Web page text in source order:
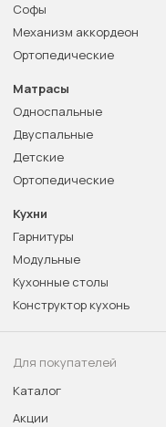
Софы
Механизм аккордеон
Ортопедические
Матрасы
Односпальные
Двуспальные
Детские
Ортопедические
Кухни
Гарнитуры
Модульные
Кухонные столы
Конструктор кухонь
Для покупателей
Каталог
Акции